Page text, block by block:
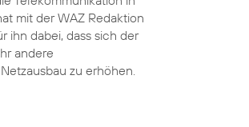
mit der WAZ Redaktion
ihn dabei, dass sich der
andere
zu erhöhen.